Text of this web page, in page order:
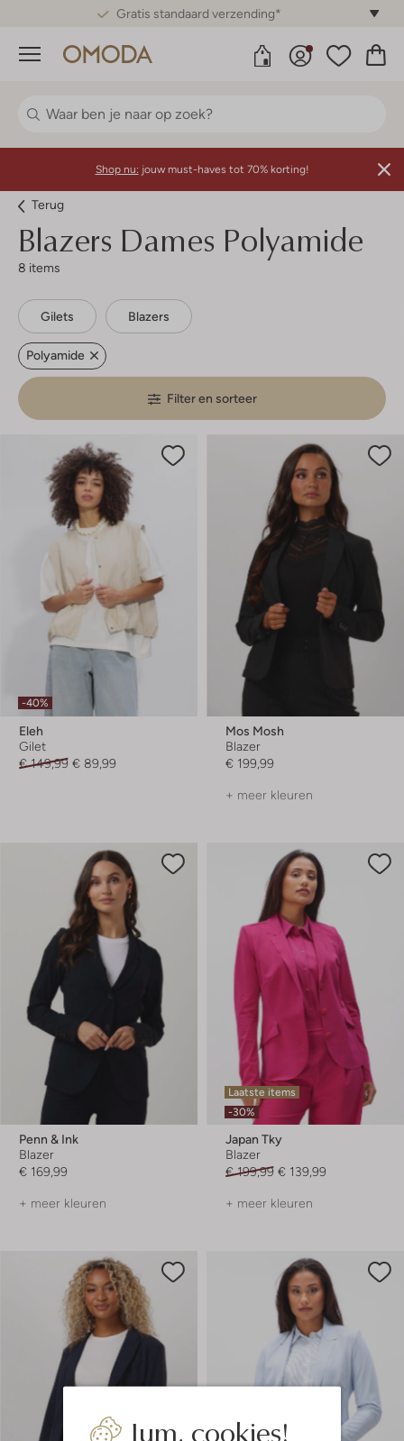
Gratis standaard verzending*
Menu
Jum, cookies!
Shop nu: jouw must-haves tot 70% korting!
Terug
Blazers Dames Polyamide
8 items
Gilets Blazers
Polyamide
Filter en sorteer
-40%
Eleh
Gilet
€ 149,99 € 89,99
Mos Mosh
Blazer
€ 199,99
+ meer kleuren
Penn & Ink
Blazer
€ 169,99
+ meer kleuren
Laatste items
-30%
Japan Tky
Blazer
€ 199,99 € 139,99
+ meer kleuren